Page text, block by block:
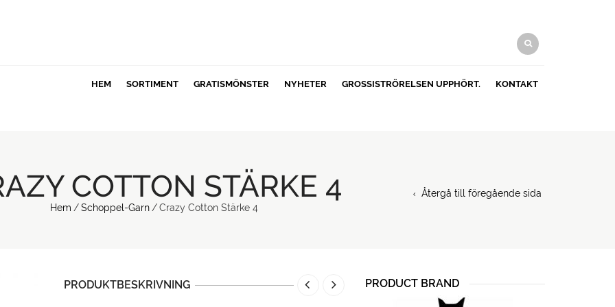
HEM SORTIMENT GRATISMÖNSTER NYHETER GROSSISTRÖRELSEN UPPHÖRT. KONTAKT
COTTON STÄRKE 4
Hem / Schoppel-Garn / Crazy Cotton Stärke 4
Återgå till föregående sida
PRODUKTBESKRIVNING PRODUCT BRAND